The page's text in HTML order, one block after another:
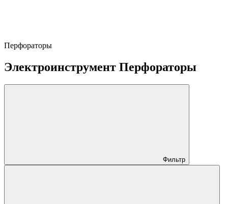
Перфораторы
Электроинструмент Перфораторы
Фильтр